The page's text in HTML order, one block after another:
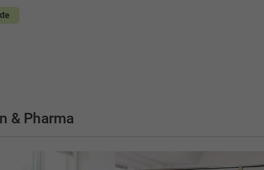
& Pharma